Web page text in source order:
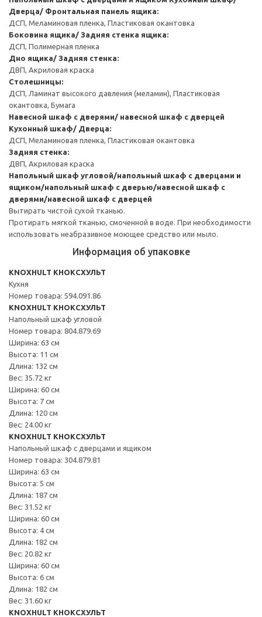
Дверца/ Фронтальная панель ящика:
ДСП, Меламиновая пленка, Пластиковая окантовка
Боковина ящика/ Задняя стенка ящика:
ДСП, Полимерная пленка
Дно ящика/ Задняя стенка:
ДВП, Акриловая краска
Столешницы:
ДСП, Ламинат высокого давления (меламин), Пластиковая
окантовка, Бумага
Навесной шкаф с дверями/ навесной шкаф с дверцей
Кухонный шкаф/ Дверца:
ДСП, Меламиновая пленка, Пластиковая окантовка
Задняя стенка:
ДВП, Акриловая краска
Напольный шкаф угловой/напольный шкаф с дверцами и
ящиком/напольный шкаф с дверью/навесной шкаф с
дверями/навесной шкаф с дверцей
Вытирать чистой сухой тканью.
Протирать мягкой тканью, смоченной в воде. При необходимости
использовать неабразивное моющее средство или мыло.
Информация об упаковке
KNOXHULT КНОКСХУЛЬТ
Кухня
Номер товара: 594.091.86
KNOXHULT КНОКСХУЛЬТ
Напольный шкаф угловой
Номер товара: 804.879.69
Ширина: 63 см
Высота: 11 см
Длина: 132 см
Вес: 35.72 кг
Ширина: 60 см
Высота: 7 см
Длина: 120 см
Вес: 24.00 кг
KNOXHULT КНОКСХУЛЬТ
Напольный шкаф с дверцами и ящиком
Номер товара: 304.879.81
Ширина: 63 см
Высота: 5 см
Длина: 187 см
Вес: 31.52 кг
Ширина: 60 см
Высота: 4 см
Длина: 182 см
Вес: 20.82 кг
Ширина: 60 см
Высота: 6 см
Длина: 182 см
Вес: 31.60 кг
KNOXHULT КНОКСХУЛЬТ